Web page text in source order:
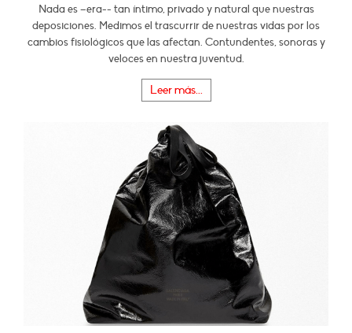
Nada es –era-- tan íntimo, privado y natural que nuestras
deposiciones. Medimos el trascurrir de nuestras vidas por los
cambios fisiológicos que las afectan. Contundentes, sonoras y
veloces en nuestra juventud.
Leer más...